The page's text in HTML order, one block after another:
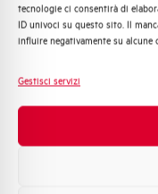
tecnologie ci consentirà di
ID univoci su questo sito. Il
influire negativamente su alcune
Gestisci servizi
Distribuzione
Automazione
Sistema Quadri
Promozioni e
Formazione